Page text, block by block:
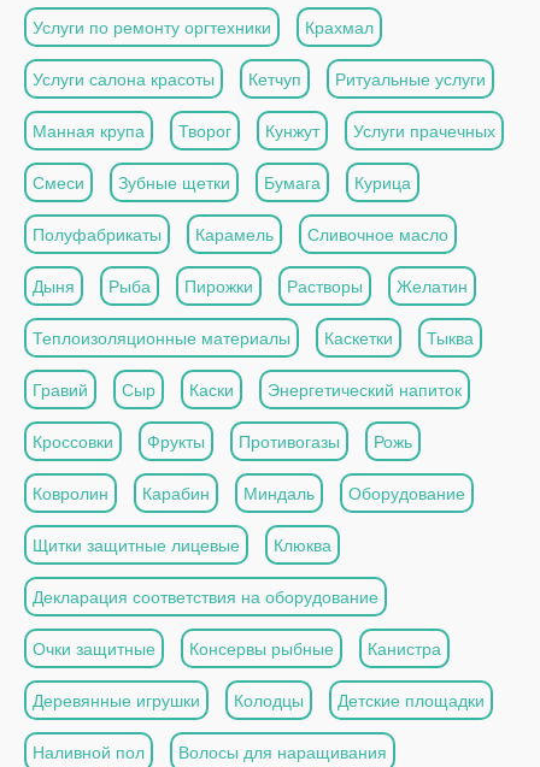
Услуги по ремонту оргтехники Крахмал
Услуги салона красоты Кетчуп Ритуальные услуги
Манная крупа Творог Кунжут Услуги прачечных
Смеси Зубные щетки Бумага Курица
Полуфабрикаты Карамель Сливочное масло
Дыня Рыба Пирожки Растворы Желатин
Теплоизоляционные материалы Каскетки Тыква
Гравий Сыр Каски Энергетический напиток
Кроссовки Фрукты Противогазы Рожь
Ковролин Карабин Миндаль Оборудование
Щитки защитные лицевые Клюква
Декларация соответствия на оборудование
Очки защитные Консервы рыбные Канистра
Деревянные игрушки Колодцы Детские площадки
Наливной пол Волосы для наращивания